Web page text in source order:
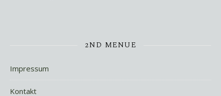
2ND MENUE
Impressum
Kontakt